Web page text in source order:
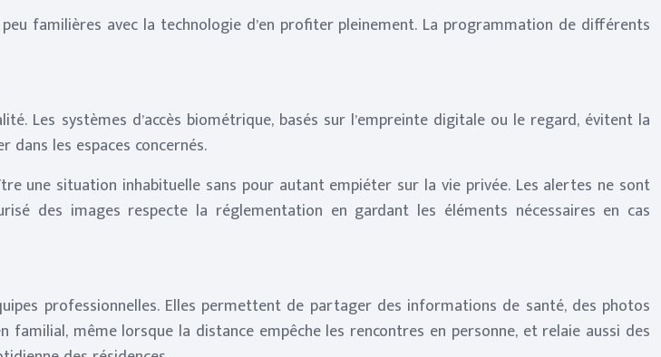
familières avec la technologie d’en profiter pleinement. La programmation de différents
Les systèmes d’accès biométrique, basés sur l’empreinte digitale ou le regard, évitent la
les espaces concernés.
une situation inhabituelle sans pour autant empiéter sur la vie privée. Les alertes ne sont
des images respecte la réglementation en gardant les éléments nécessaires en cas
professionnelles. Elles permettent de partager des informations de santé, des photos
même lorsque la distance empêche les rencontres en personne, et relaie aussi des